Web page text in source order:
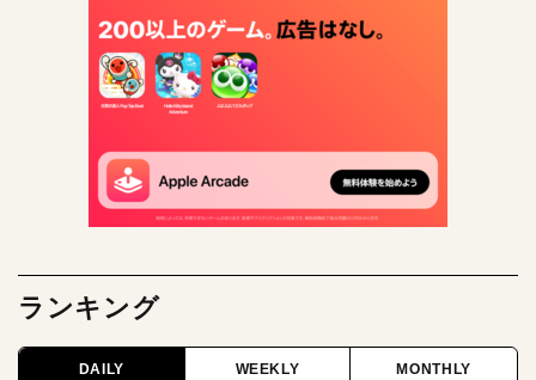
ランキング
DAILY WEEKLY MONTHLY